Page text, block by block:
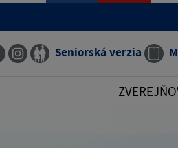
Seniorská verzia